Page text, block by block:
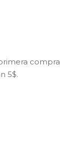
compra
5$.